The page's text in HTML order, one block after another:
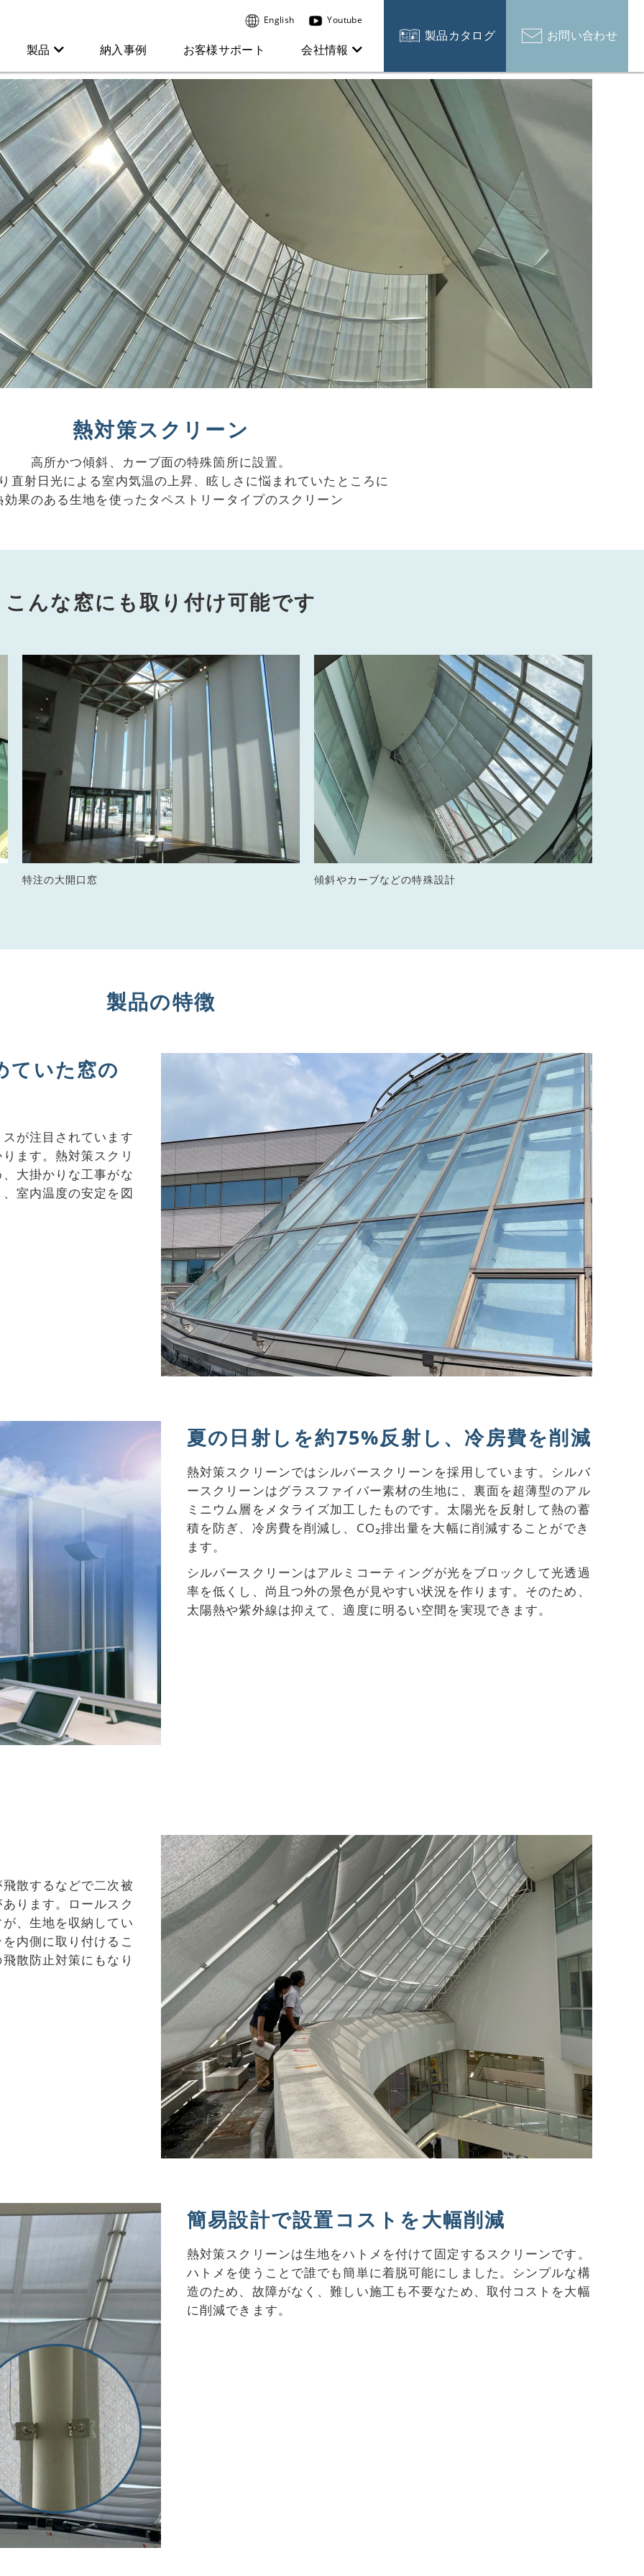
English Youtube
製品 納入事例 お客様サポート 会社情報
製品カタログ お問い合わせ
熱対策スクリーン
高所かつ傾斜、カーブ面の特殊箇所に設置。
直射日光による室内気温の上昇、眩しさに悩まれていたところに
効果のある生地を使ったタペストリータイプのスクリーン
こんな窓にも取り付け可能です
特注の大開口窓 傾斜やカーブなどの特殊設計
製品の特徴
ていた窓の
が注目されています
ます。熱対策スクリ
大掛かりな工事がな
室内温度の安定を図
夏の日射しを約75%反射し、冷房費を削減
熱対策スクリーンではシルバースクリーンを採用しています。シルバ
ースクリーンはグラスファイバー素材の生地に、裏面を超薄型のアル
ミニウム層をメタライズ加工したものです。太陽光を反射して熱の蓄
積を防ぎ、冷房費を削減し、CO₂排出量を大幅に削減することができ
ます。
シルバースクリーンはアルミコーティングが光をブロックして光透過
率を低くし、尚且つ外の景色が見やすい状況を作ります。そのため、
太陽熱や紫外線は抑えて、適度に明るい空間を実現できます。
散するなどで二次被
ります。ロールスク
、生地を収納してい
内側に取り付けるこ
散防止対策にもなり
簡易設計で設置コストを大幅削減
熱対策スクリーンは生地をハトメを付けて固定するスクリーンです。
ハトメを使うことで誰でも簡単に着脱可能にしました。シンプルな構
造のため、故障がなく、難しい施工も不要なため、取付コストを大幅
に削減できます。